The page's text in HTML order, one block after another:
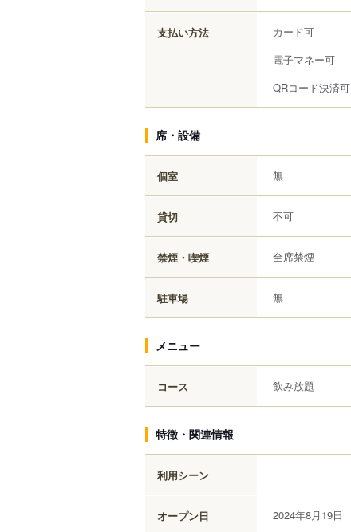
支払い方法
カード可
電子マネー可
QRコード決済可
席・設備
個室 無
貸切 不可
禁煙・喫煙 全席禁煙
駐車場 無
メニュー
コース 飲み放題
特徴・関連情報
利用シーン
オープン日 2024年8月19日